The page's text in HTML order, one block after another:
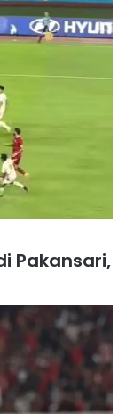
Pakansari,